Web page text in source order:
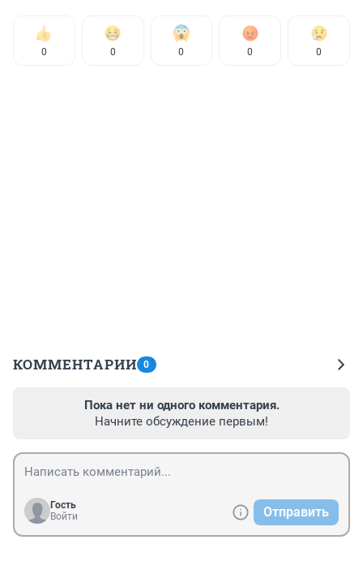
0 0 0 0 0
КОММЕНТАРИИ 0
Пока нет ни одного комментария.
Начните обсуждение первым!
Гость
Войти
Отправить